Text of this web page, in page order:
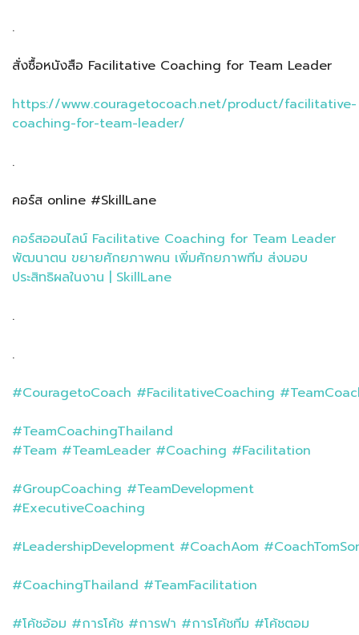
.
สั่งซื้อหนังสือ Facilitative Coaching for Team Leader
https://www.couragetocoach.net/product/facilitative-
coaching-for-team-leader/
.
คอร์ส online #SkillLane
คอร์สออนไลน์ Facilitative Coaching for Team Leader
พัฒนาตน ขยายศักยภาพคน เพิ่มศักยภาพทีม ส่งมอบ
ประสิทธิผลในงาน | SkillLane
.
.
#CouragetoCoach #FacilitativeCoaching
#TeamCoachingThailand
#Team #TeamLeader #Coaching #Facilitation
#GroupCoaching #TeamDevelopment
#ExecutiveCoaching
#LeadershipDevelopment #CoachAom
#CoachingThailand #TeamFacilitation
#โค้ชอ้อม #การโค้ช #การฟา #การโค้ชทีม #โค้ชตอม